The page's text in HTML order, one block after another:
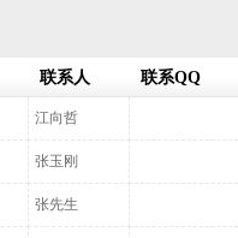
联系人 联系QQ
江向哲
张玉刚
张先生